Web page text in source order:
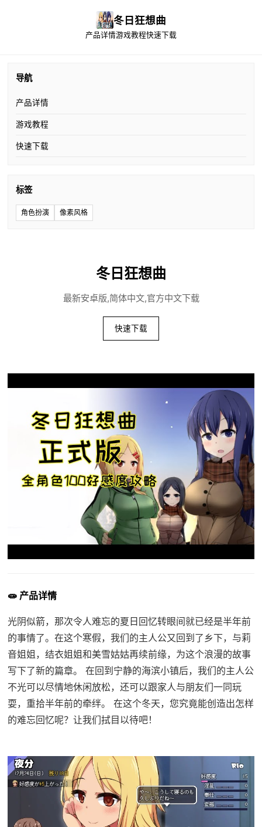
冬日狂想曲
产品详情游戏教程快速下载
导航
产品详情
游戏教程
快速下载
标签
角色扮演 像素风格
冬日狂想曲
最新安卓版,简体中文,官方中文下载
快速下载
🧫 产品详情
光阴似箭，那次令人难忘的夏日回忆转眼间就已经是半年前
的事情了。在这个寒假，我们的主人公又回到了乡下，与莉
音姐姐，结衣姐姐和美雪姑姑再续前缘，为这个浪漫的故事
写下了新的篇章。 在回到宁静的海滨小镇后，我们的主人公
不光可以尽情地休闲放松，还可以跟家人与朋友们一同玩
耍，重拾半年前的牵绊。 在这个冬天，您究竟能创造出怎样
的难忘回忆呢？让我们拭目以待吧！